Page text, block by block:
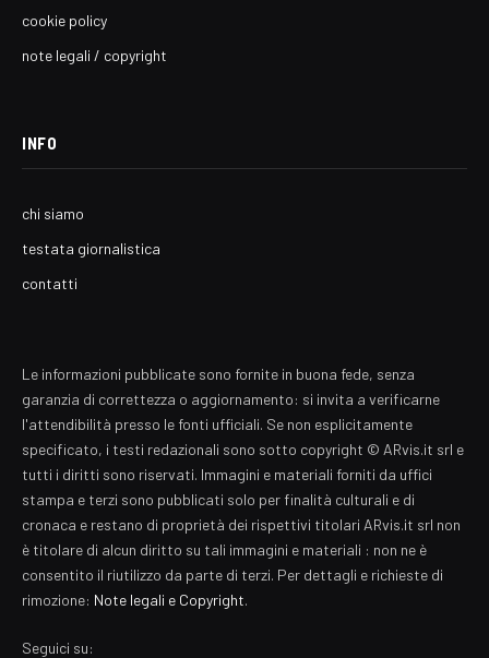
cookie policy
note legali / copyright
INFO
chi siamo
testata giornalistica
contatti
Le informazioni pubblicate sono fornite in buona fede, senza
garanzia di correttezza o aggiornamento: si invita a verificarne
l'attendibilità presso le fonti ufficiali. Se non esplicitamente
specificato, i testi redazionali sono sotto copyright © ARvis.it srl e
tutti i diritti sono riservati. Immagini e materiali forniti da uffici
stampa e terzi sono pubblicati solo per finalità culturali e di
cronaca e restano di proprietà dei rispettivi titolari ARvis.it srl non
è titolare di alcun diritto su tali immagini e materiali : non ne è
consentito il riutilizzo da parte di terzi. Per dettagli e richieste di
rimozione: Note legali e Copyright.
Seguici su: